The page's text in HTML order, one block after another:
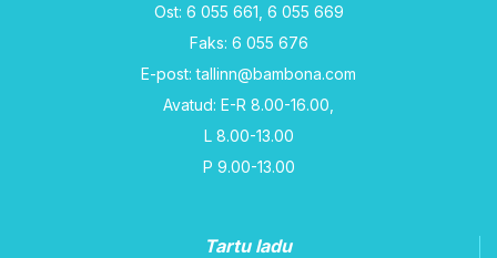
Ost: 6 055 661, 6 055 669
Faks: 6 055 676
E-post: tallinn@bambona.com
Avatud: E-R 8.00-16.00,
L 8.00-13.00
P 9.00-13.00
Tartu ladu